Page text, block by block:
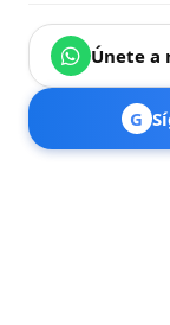
Únete a
G